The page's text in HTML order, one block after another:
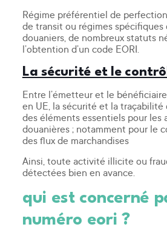
Régime préférentiel de
de transit ou régimes spécifiques
douaniers, de nombreux statuts
l’obtention d’un code EORI.
La sécurité et le
Entre l’émetteur et le
en UE, la sécurité et la traçabilité
des éléments essentiels pour les
douanières ; notamment pour le
des flux de marchandises
Ainsi, toute activité illicite ou
détectées bien en avance.
qui est concerné
numéro eori ?